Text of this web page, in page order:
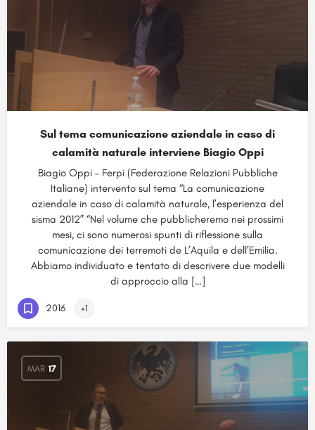
Sul tema comunicazione aziendale in caso di
calamità naturale interviene Biagio Oppi
Biagio Oppi – Ferpi (Federazione Relazioni Pubbliche
Italiane) intervento sul tema “La comunicazione
aziendale in caso di calamità naturale, l’esperienza del
sisma 2012” “Nel volume che pubblicheremo nei prossimi
mesi, ci sono numerosi spunti di riflessione sulla
comunicazione dei terremoti de L’Aquila e dell’Emilia.
Abbiamo individuato e tentato di descrivere due modelli
di approccio alla […]
2016 +1
MAR 17